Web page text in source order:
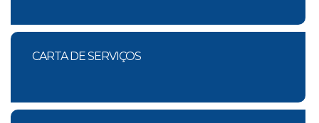
CARTA DE SERVIÇOS